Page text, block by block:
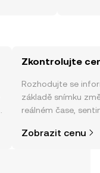
Zkontrolujte
Rozhodujte se
základě snímku
reálném čase,
Zobrazit cenu